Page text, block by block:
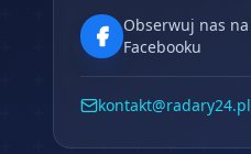
Obserwuj nas na
Facebooku
kontakt@radary24.pl